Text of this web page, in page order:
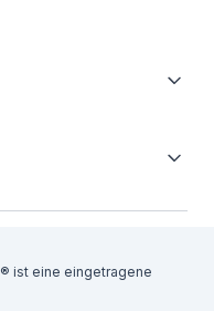
ist eine eingetragene